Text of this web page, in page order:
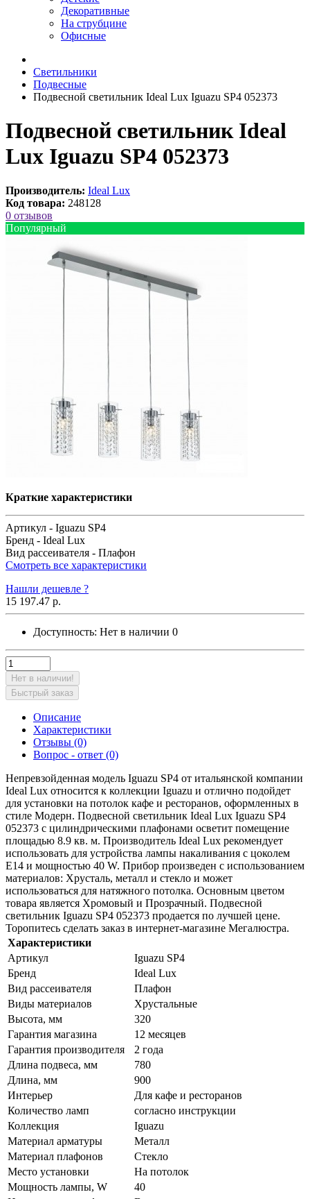
Декоративные
На струбцине
Офисные
Светильники
Подвесные
Подвесной светильник Ideal Lux Iguazu SP4 052373
Подвесной светильник Ideal
Lux Iguazu SP4 052373
Производитель: Ideal Lux
Код товара: 248128
0 отзывов
Популярный
Краткие характеристики
Артикул - Iguazu SP4
Бренд - Ideal Lux
Вид рассеивателя - Плафон
Смотреть все характеристики
Нашли дешевле ?
15 197.47 р.
Доступность: Нет в наличии 0
Нет в наличии!
Быстрый заказ
Описание
Характеристики
Отзывы (0)
Вопрос - ответ (0)
Непревзойденная модель Iguazu SP4 от итальянской компании
Ideal Lux относится к коллекции Iguazu и отлично подойдет
для установки на потолок кафе и ресторанов, оформленных в
стиле Модерн. Подвесной светильник Ideal Lux Iguazu SP4
052373 с цилиндрическими плафонами осветит помещение
площадью 8.9 кв. м. Производитель Ideal Lux рекомендует
использовать для устройства лампы накаливания с цоколем
E14 и мощностью 40 W. Прибор произведен с использованием
материалов: Хрусталь, металл и стекло и может
использоваться для натяжного потолка. Основным цветом
товара является Хромовый и Прозрачный. Подвесной
светильник Iguazu SP4 052373 продается по лучшей цене.
Торопитесь сделать заказ в интернет-магазине Мегалюстра.
Характеристики
Артикул
Iguazu SP4
Бренд
Ideal Lux
Вид рассеивателя
Плафон
Виды материалов
Хрустальные
Высота, мм
320
Гарантия магазина
12 месяцев
Гарантия производителя
2 года
Длина подвеса, мм
780
Длина, мм
900
Интерьер
Для кафе и ресторанов
Количество ламп
согласно инструкции
Коллекция
Iguazu
Материал арматуры
Металл
Материал плафонов
Стекло
Место установки
На потолок
Мощность лампы, W
40